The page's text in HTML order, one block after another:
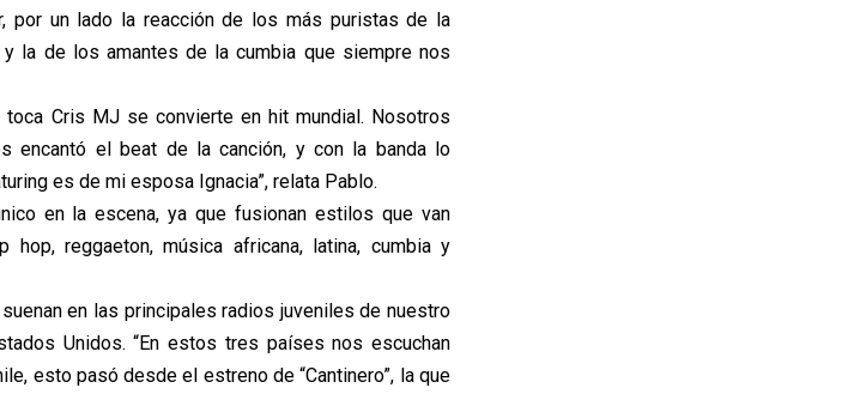
por un lado la reacción de los más puristas de la
la de los amantes de la cumbia que siempre nos
Cris MJ se convierte en hit mundial. Nosotros
encantó el beat de la canción, y con la banda lo
es de mi esposa Ignacia”, relata Pablo.
en la escena, ya que fusionan estilos que van
hop, reggaeton, música africana, latina, cumbia y
en las principales radios juveniles de nuestro
Unidos. “En estos tres países nos escuchan
esto pasó desde el estreno de “Cantinero”, la que